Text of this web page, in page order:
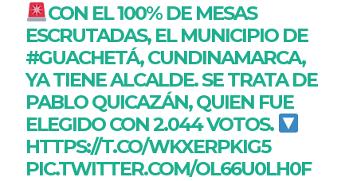
CON EL 100% DE MESAS
ESCRUTADAS, EL MUNICIPIO DE
#GUACHETÁ, CUNDINAMARCA,
YA TIENE ALCALDE. SE TRATA DE
PABLO QUICAZÁN, QUIEN FUE
ELEGIDO CON 2.044 VOTOS.
HTTPS://T.CO/WKXERPKIG5
PIC.TWITTER.COM/OL66U0LH0F